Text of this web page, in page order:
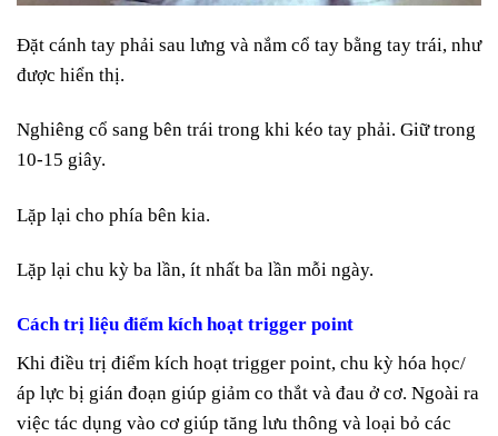
Đặt cánh tay phải sau lưng và nắm cổ tay bằng tay trái, như
được hiển thị.
Nghiêng cổ sang bên trái trong khi kéo tay phải. Giữ trong
10-15 giây.
Lặp lại cho phía bên kia.
Lặp lại chu kỳ ba lần, ít nhất ba lần mỗi ngày.
Cách trị liệu điểm kích hoạt trigger point
Khi điều trị điểm kích hoạt trigger point, chu kỳ hóa học/
áp lực bị gián đoạn giúp giảm co thắt và đau ở cơ. Ngoài ra
việc tác dụng vào cơ giúp tăng lưu thông và loại bỏ các